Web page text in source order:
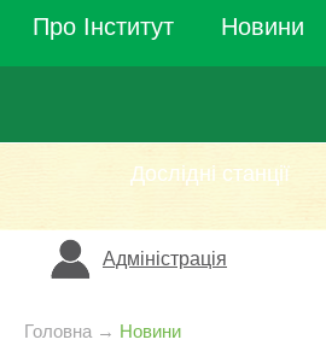
Про Інститут Новини
Дослідні станції
Адміністрація
Головна → Новини